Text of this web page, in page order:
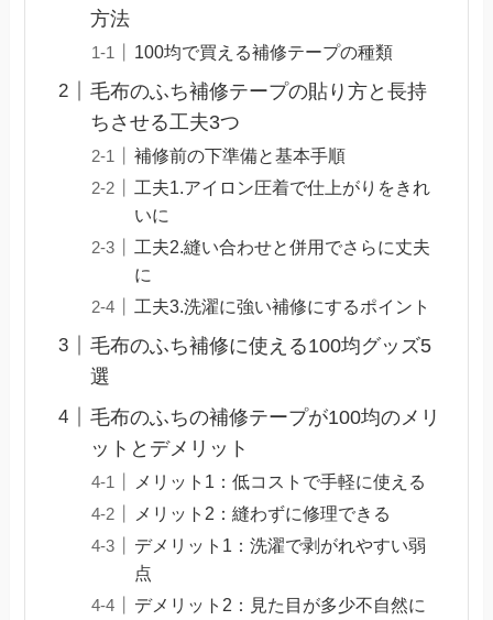
方法
100均で買える補修テープの種類
毛布のふち補修テープの貼り方と長持
ちさせる工夫3つ
補修前の下準備と基本手順
工夫1.アイロン圧着で仕上がりをきれ
いに
工夫2.縫い合わせと併用でさらに丈夫
に
工夫3.洗濯に強い補修にするポイント
毛布のふち補修に使える100均グッズ5
選
毛布のふちの補修テープが100均のメリ
ットとデメリット
メリット1：低コストで手軽に使える
メリット2：縫わずに修理できる
デメリット1：洗濯で剥がれやすい弱
点
デメリット2：見た目が多少不自然に